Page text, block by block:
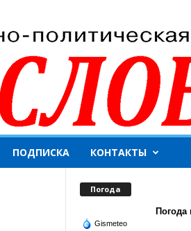
ПОДПИСКА КОНТАКТЫ
Погода
Погода
Gismeteo